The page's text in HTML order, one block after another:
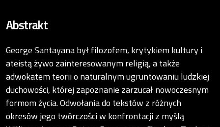
Abstrakt
George Santayana był filozofem, krytykiem kultury i
ateistą żywo zainteresowanym religią, a także
adwokatem teorii o naturalnym ugruntowaniu ludzkiej
duchowości, której zapoznanie zarzucał nowoczesnym
formom życia. Odwołania do tekstów z różnych
okresów jego twórczości w konfrontacji z myślą